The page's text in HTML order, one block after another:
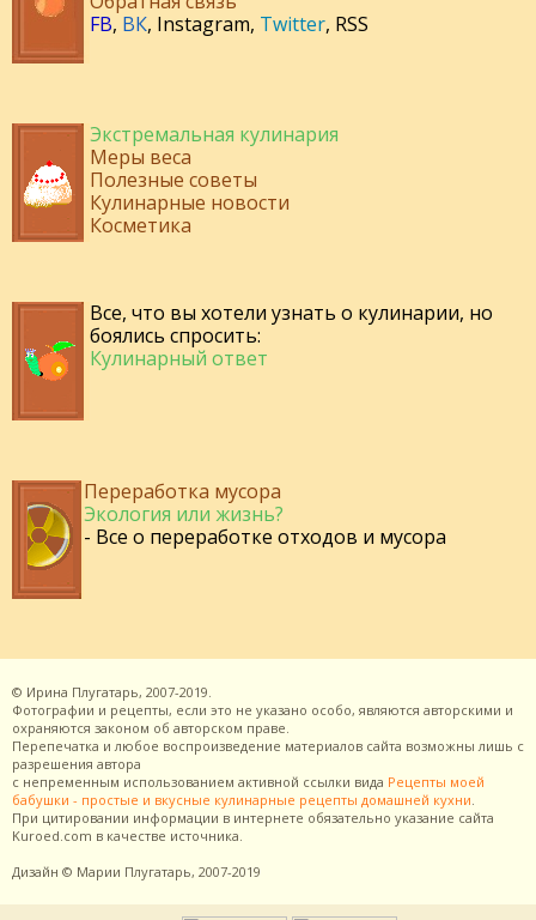
FB, ВК, Instagram, Twitter, RSS
Экстремальная кулинария
Меры веса
Полезные советы
Кулинарные новости
Косметика
Все, что вы хотели узнать о кулинарии, но
боялись спросить:
Кулинарный ответ
Переработка мусора
Экология или жизнь?
- Все о переработке отходов и мусора
© Ирина Плугатарь, 2007-2019.
Фотографии и рецепты, если это не указано особо, являются авторскими и
охраняются законом об авторском праве.
Перепечатка и любое воспроизведение материалов сайта возможны лишь с
разрешения автора
с непременным использованием активной ссылки вида Рецепты моей
бабушки - простые и вкусные кулинарные рецепты домашней кухни.
При цитировании информации в интернете обязательно указание сайта
Kuroed.com в качестве источника.
Дизайн © Марии Плугатарь, 2007-2019